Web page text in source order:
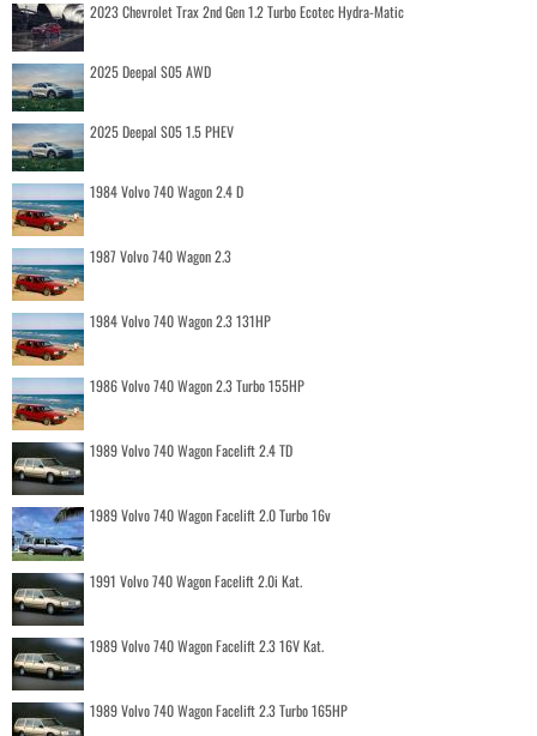
2023 Chevrolet Trax 2nd Gen 1.2 Turbo Ecotec Hydra-Matic
2025 Deepal S05 AWD
2025 Deepal S05 1.5 PHEV
1984 Volvo 740 Wagon 2.4 D
1987 Volvo 740 Wagon 2.3
1984 Volvo 740 Wagon 2.3 131HP
1986 Volvo 740 Wagon 2.3 Turbo 155HP
1989 Volvo 740 Wagon Facelift 2.4 TD
1989 Volvo 740 Wagon Facelift 2.0 Turbo 16v
1991 Volvo 740 Wagon Facelift 2.0i Kat.
1989 Volvo 740 Wagon Facelift 2.3 16V Kat.
1989 Volvo 740 Wagon Facelift 2.3 Turbo 165HP